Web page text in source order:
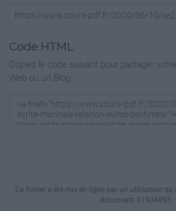
Code HTML
Copiez le code suivant pour partager
Web ou un Blog:
Ce fichier a été mis en ligne par un utilisateur
document: 01934993.